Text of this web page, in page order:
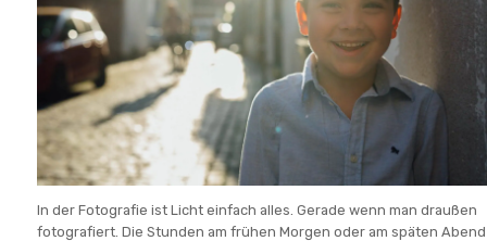
In der Fotografie ist Licht einfach alles. Gerade wenn man draußen
fotografiert. Die Stunden am frühen Morgen oder am späten Abend